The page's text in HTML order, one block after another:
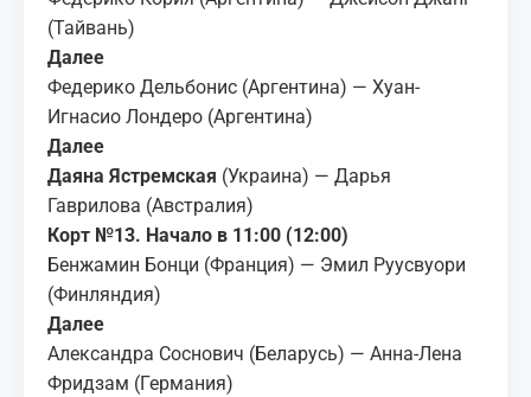
(Тайвань)
Далее
Федерико Дельбонис (Аргентина) — Хуан-
Игнасио Лондеро (Аргентина)
Далее
Даяна Ястремская (Украина) — Дарья
Гаврилова (Австралия)
Корт №13. Начало в 11:00 (12:00)
Бенжамин Бонци (Франция) — Эмил Руусвуори
(Финляндия)
Далее
Александра Соснович (Беларусь) — Анна-Лена
Фридзам (Германия)